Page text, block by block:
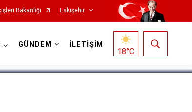
Bakanlığı Eskişehir
GÜNDEM İLETİŞİM
18°C